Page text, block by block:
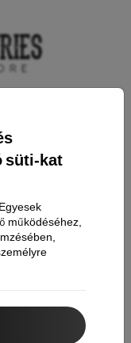
süti-kat
működéséhez,